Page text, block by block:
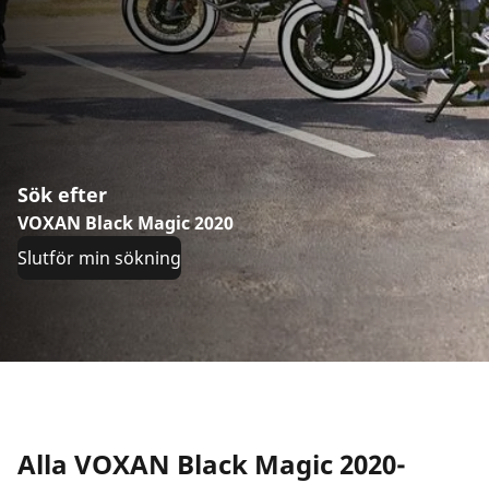
Sök efter
VOXAN Black Magic 2020
Slutför min sökning
Alla VOXAN Black Magic 2020-